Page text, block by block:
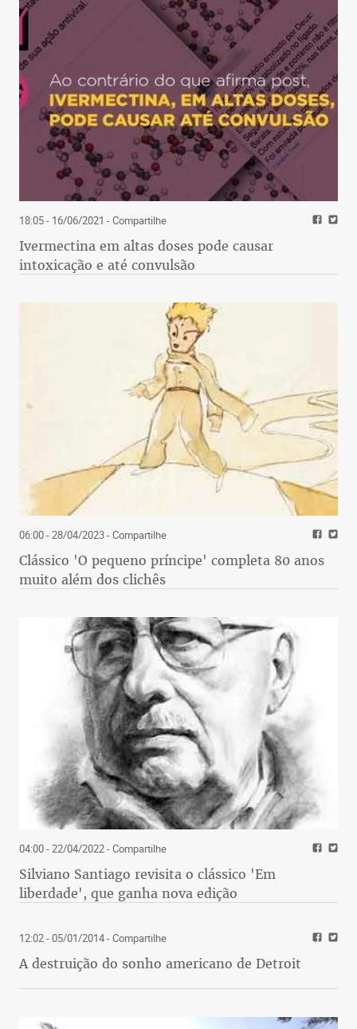
18:05 - 16/06/2021 - Compartilhe
Ivermectina em altas doses pode causar
intoxicação e até convulsão
06:00 - 28/04/2023- Compartilhe
Clássico 'O pequeno príncipe' completa 80 anos
muito além dos clichês
04:00 - 22/04/2022- Compartilhe
Silviano Santiago revisita o clássico 'Em
liberdade', que ganha nova edição
12:02 - 05/01/2014- Compartilhe
A destruição do sonho americano de Detroit